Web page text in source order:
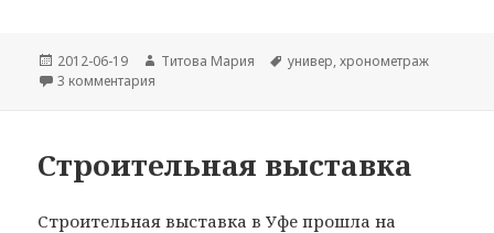
Опубликовано
2012-06-19 Автор
Титова Мария Метки
универ,хронометраж
3 комментария
Строительная выставка
Строительная выставка в Уфе прошла на